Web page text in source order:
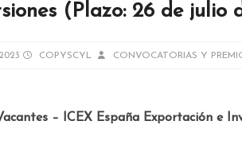
(Plazo: 26 de julio
COPYSCYL CONVOCATORIAS Y
– ICEX España Exportación e